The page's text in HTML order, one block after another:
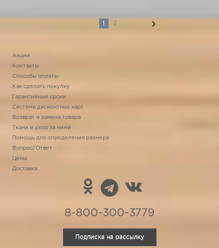
1 2
Акции
Контакты
Способы оплаты
Как сделать покупку
Гарантийные сроки
Система дисконтных карт
Возврат и замена товара
Ткани и уход за ними
Помощь для определения размера
Вопрос/Ответ
Цены
Доставка
8-800-300-3779
Подписка на рассылку